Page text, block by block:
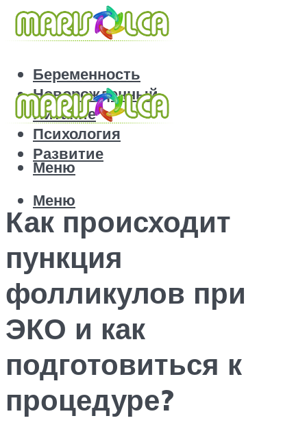
Беременность
Новорожденный
Питание
Психология
Развитие
Меню
Меню
Как происходит
пункция
фолликулов при
ЭКО и как
подготовиться к
процедуре?